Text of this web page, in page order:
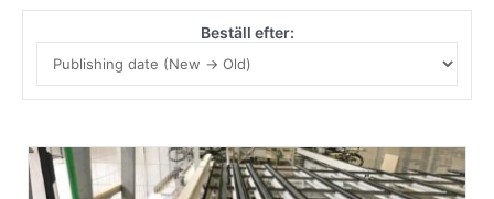
Beställ efter: